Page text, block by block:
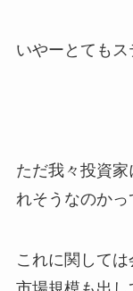
いやーとてもス
ただ我々投資
れそうなのかっ
これに関して